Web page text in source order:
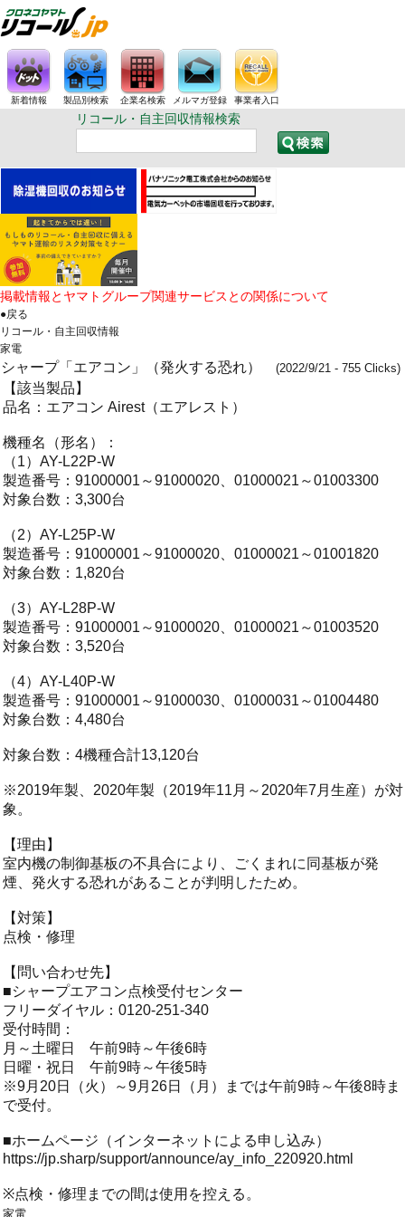
新着情報 製品別検索 企業名検索 メルマガ登録 事業者入口
リコール・自主回収情報検索
掲載情報とヤマトグループ関連サービスとの関係について
●戻る
リコール・自主回収情報
家電
シャープ「エアコン」（発火する恐れ） (2022/9/21 - 755 Clicks)
【該当製品】
品名：エアコン Airest（エアレスト）
機種名（形名）：
（1）AY-L22P-W
製造番号：91000001～91000020、01000021～01003300
対象台数：3,300台
（2）AY-L25P-W
製造番号：91000001～91000020、01000021～01001820
対象台数：1,820台
（3）AY-L28P-W
製造番号：91000001～91000020、01000021～01003520
対象台数：3,520台
（4）AY-L40P-W
製造番号：91000001～91000030、01000031～01004480
対象台数：4,480台
対象台数：4機種合計13,120台
※2019年製、2020年製（2019年11月～2020年7月生産）が対
象。
【理由】
室内機の制御基板の不具合により、ごくまれに同基板が発
煙、発火する恐れがあることが判明したため。
【対策】
点検・修理
【問い合わせ先】
■シャープエアコン点検受付センター
フリーダイヤル：0120-251-340
受付時間：
月～土曜日 午前9時～午後6時
日曜・祝日 午前9時～午後5時
※9月20日（火）～9月26日（月）までは午前9時～午後8時ま
で受付。
■ホームページ（インターネットによる申し込み）
https://jp.sharp/support/announce/ay_info_220920.html
※点検・修理までの間は使用を控える。
家電